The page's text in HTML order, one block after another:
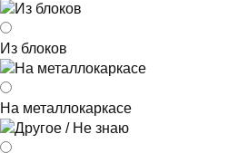
Из блоков
На металлокаркасе